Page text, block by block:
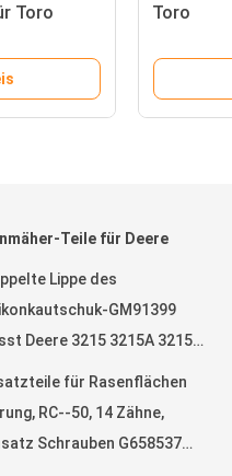
Toro
Toro
Teile für Deere
Lippe des
GM91399
Deere 3215 3215A 3215B
für Rasenflächen
RC--50, 14 Zähne,
Schrauben G658537